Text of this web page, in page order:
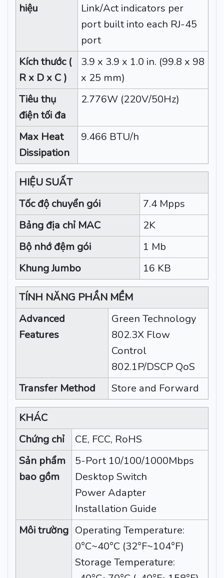
hiệu
Link/Act indicators per
port built into each RJ-45
port
Kích thước (
R x D x C )
3.9 x 3.9 x 1.0 in. (99.8 x 98
x 25 mm)
Tiêu thụ
điện tối đa
2.776W (220V/50Hz)
Max Heat
Dissipation
9.466 BTU/h
HIỆU SUẤT
Tốc độ chuyển gói
7.4 Mpps
Bảng địa chỉ MAC
2K
Bộ nhớ đệm gói
1 Mb
Khung Jumbo
16 KB
TÍNH NĂNG PHẦN MỀM
Advanced
Features
Green Technology
802.3X Flow
Control
802.1P/DSCP QoS
Transfer Method
Store and Forward
KHÁC
Chứng chỉ
CE, FCC, RoHS
Sản phẩm
bao gồm
5-Port 10/100/1000Mbps
Desktop Switch
Power Adapter
Installation Guide
Môi trường Operating Temperature:
0°C~40°C (32°F~104°F)
Storage Temperature: